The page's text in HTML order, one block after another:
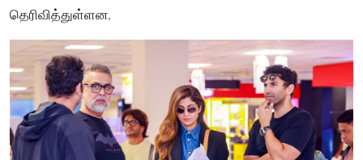
தெரிவித்துள்ளன.